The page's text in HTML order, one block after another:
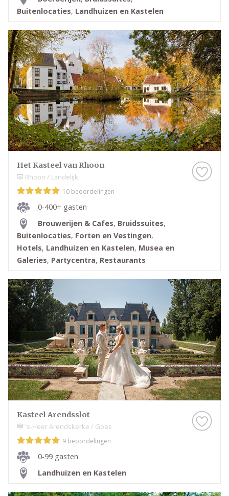
Buitenlocaties, Landhuizen en Kastelen
Het Kasteel van Rhoon
Rhoon / Landelijk
10 beoordelingen
0-400+ gasten
Brouwerijen & Cafes, Bruidssuites,
Buitenlocaties, Forten en Vestingen,
Hotels, Landhuizen en Kastelen, Musea en
Galeries, Partycentra, Restaurants
Kasteel Arendsslot
's-Heer Arendskerke / Goes
9 beoordelingen
0-99 gasten
Landhuizen en Kastelen